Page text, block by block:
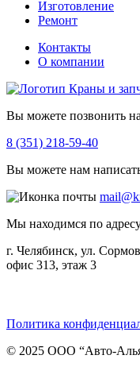
Изготовление
Ремонт
Контакты
О компании
Вы можете позвонить
8 (351) 218-59-40
Вы можете нам
Мы находимся по
г. Челябинск, ул.
офис 313, этаж 3
Политика
© 2025 ООО “Авто-